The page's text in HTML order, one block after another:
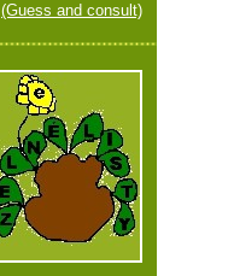
(Guess and consult)